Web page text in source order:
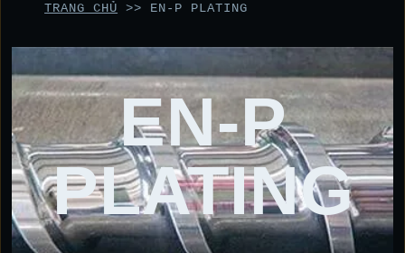
TRANG CHỦ >> EN-P PLATING
EN-P
PLATING